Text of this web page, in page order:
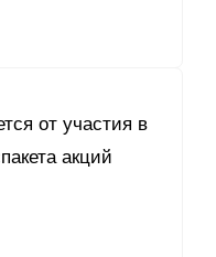
от участия в
акций